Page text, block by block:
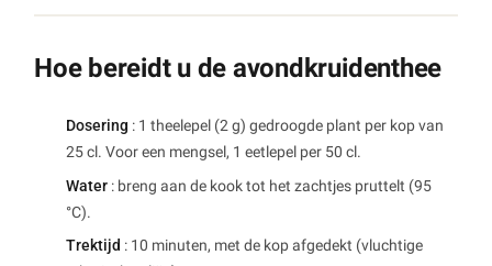
Hoe bereidt u de avondkruidenthee
Dosering : 1 theelepel (2 g) gedroogde plant per kop van
25 cl. Voor een mengsel, 1 eetlepel per 50 cl.
Water : breng aan de kook tot het zachtjes pruttelt (95
°C).
Trektijd : 10 minuten, met de kop afgedekt (vluchtige